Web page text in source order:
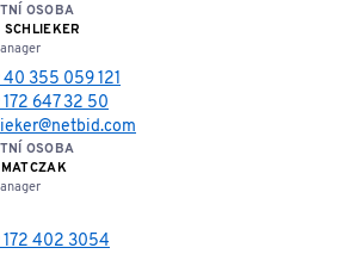
OSOBA
355 059 121
647 32 50
OSOBA
172 402 3054